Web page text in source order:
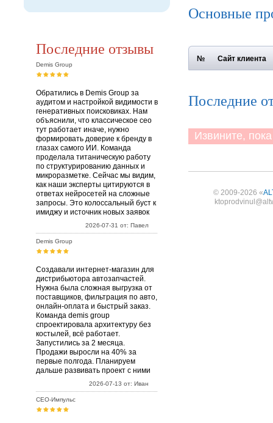
Последние отзывы
Demis Group
Обратились в Demis Group за
аудитом и настройкой видимости в
генеративных поисковиках. Нам
объяснили, что классическое сео
тут работает иначе, нужно
формировать доверие к бренду в
глазах самого ИИ. Команда
проделала титаническую работу
по структурированию данных и
микроразметке. Сейчас мы видим,
как наши эксперты цитируются в
ответах нейросетей на сложные
запросы. Это колоссальный буст к
имиджу и источник новых заявок
2026-07-31 от: Павел
Demis Group
Создавали интернет-магазин для
дистрибьютора автозапчастей.
Нужна была сложная выгрузка от
поставщиков, фильтрация по авто,
онлайн-оплата и быстрый заказ.
Команда demis group
спроектировала архитектуру без
костылей, всё работает.
Запустились за 2 месяца.
Продажи выросли на 40% за
первые полгода. Планируем
дальше развивать проект с ними
2026-07-13 от: Иван
СЕО-Импульс
Основные
№ Сайт клиента
Последние
Извините,
© 2009-2026 «